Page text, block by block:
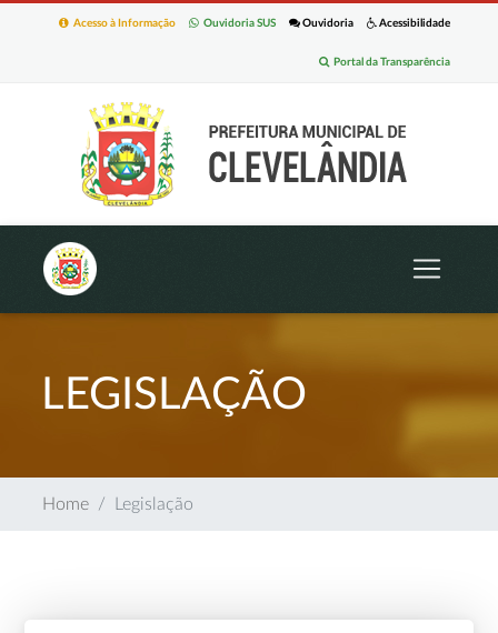
Acessibilidade
Ouvidoria
Ouvidoria SUS
Acesso à Informação
Portal da Transparência
LEGISLAÇÃO
Home Legislação